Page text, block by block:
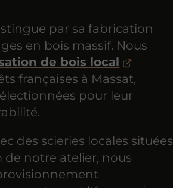
par sa fabrication
en bois massif. Nous
de bois local
françaises à Massat,
pour leur
des scieries locales situées
de notre atelier, nous